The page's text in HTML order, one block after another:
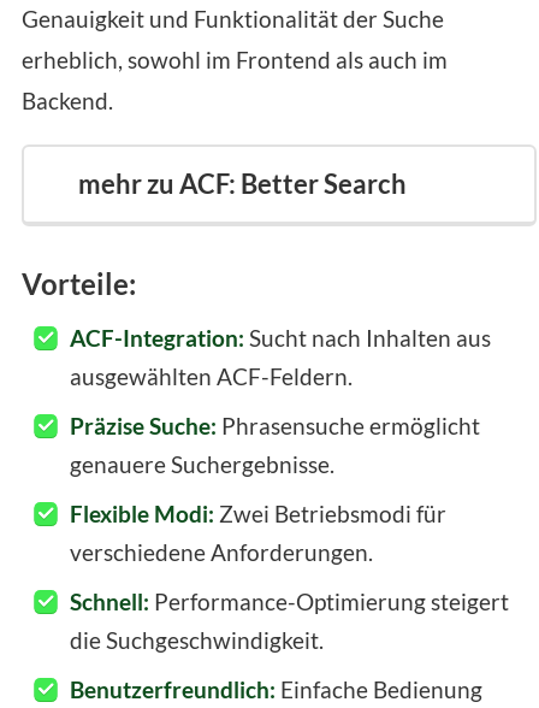
Genauigkeit und Funktionalität der Suche
erheblich, sowohl im Frontend als auch im
Backend.
mehr zu ACF: Better Search
Vorteile:
ACF-Integration: Sucht nach Inhalten aus
ausgewählten ACF-Feldern.
Präzise Suche: Phrasensuche ermöglicht
genauere Suchergebnisse.
Flexible Modi: Zwei Betriebsmodi für
verschiedene Anforderungen.
Schnell: Performance-Optimierung steigert
die Suchgeschwindigkeit.
Benutzerfreundlich: Einfache Bedienung